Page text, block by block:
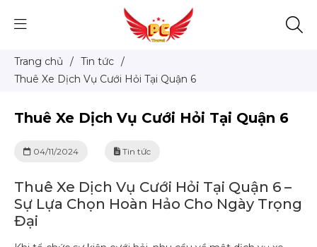
Trang chủ / Tin tức /
Thuê Xe Dịch Vụ Cưới Hỏi Tại Quận 6
Thuê Xe Dịch Vụ Cưới Hỏi Tại Quận 6
04/11/2024 Tin tức
Thuê Xe Dịch Vụ Cưới Hỏi Tại Quận 6 –
Sự Lựa Chọn Hoàn Hảo Cho Ngày Trọng
Đại